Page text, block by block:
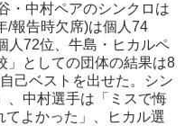
・中村ペアのシンクロは
/報告時欠席)は個人74
人72位、牛島・ヒカルペ
」としての団体の結果は8
己ベストを出せた。シン
、中村選手は「ミスで悔
てよかった」、ヒカル選